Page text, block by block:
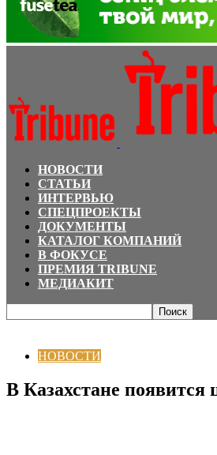
НОВОСТИ
СТАТЬИ
ИНТЕРВЬЮ
СПЕЦПРОЕКТЫ
ДОКУМЕНТЫ
КАТАЛОГ КОМПАНИЙ
В ФОКУСЕ
ПРЕМИЯ TRIBUNE
МЕДИАКИТ
НОВОСТИ
В Казахстане появится